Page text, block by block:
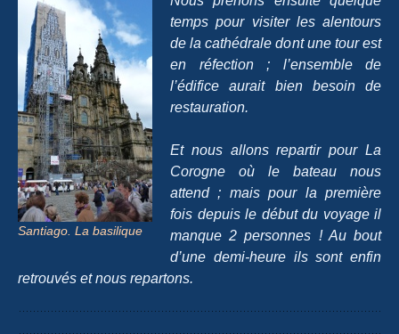
Santiago. La basilique
temps pour visiter les alentours
de la cathédrale dont une tour est
en réfection ; l’ensemble de
l’édifice aurait bien besoin de
restauration.
Et nous allons repartir pour La
Corogne où le bateau nous
attend ; mais pour la première
fois depuis le début du voyage il
manque 2 personnes ! Au bout
d’une demi-heure ils sont enfin
retrouvés et nous repartons.